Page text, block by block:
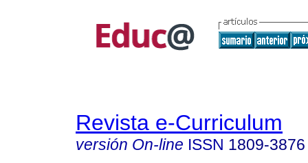
Revista e-Curriculum
versión On-line ISSN 1809-3876